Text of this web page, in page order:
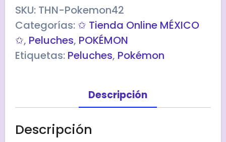
cantidad
SKU: THN-Pokemon42
Categorías: ✩ Tienda Online MÉXICO
✩, Peluches, POKÉMON
Etiquetas: Peluches, Pokémon
Descripción
Descripción